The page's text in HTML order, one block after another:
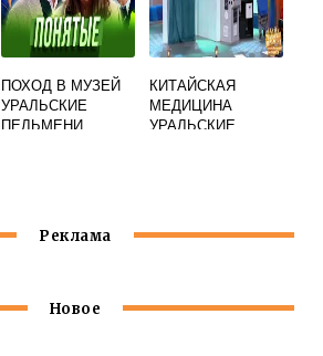
ПОХОД В МУЗЕЙ
УРАЛЬСКИЕ
ПЕЛЬМЕНИ
КИТАЙСКАЯ
МЕДИЦИНА
УРАЛЬСКИЕ
Реклама
Новое